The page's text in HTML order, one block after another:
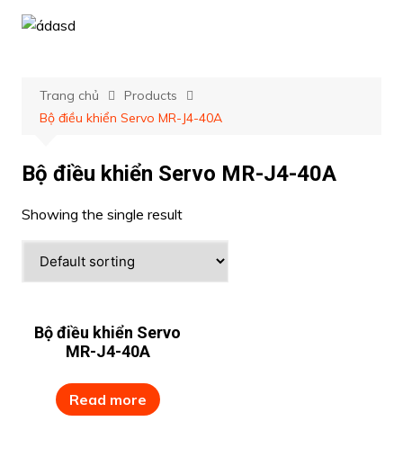
Chuyển
đến
Trang chủ
Products
Bộ điều khiển Servo MR-J4-40A
Bộ điều khiển Servo MR-J4-40A
Showing the single result
Bộ điều khiển Servo
MR-J4-40A
Read more